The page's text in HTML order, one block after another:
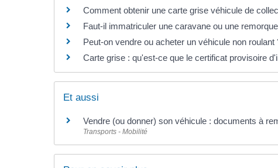
Comment obtenir une carte grise véhicule de
Faut-il immatriculer une caravane ou une
Peut-on vendre ou acheter un véhicule non roulant
Carte grise : qu'est-ce que le certificat provisoire
Et aussi
Vendre (ou donner) son véhicule : documents à
Transports - Mobilité